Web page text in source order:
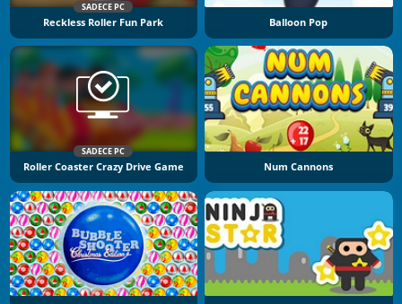
SADECE PC
Reckless Roller Fun Park Balloon Pop
SADECE PC
Roller Coaster Crazy Drive Game Num Cannons